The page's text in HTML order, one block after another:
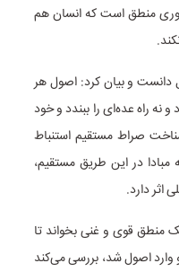
منطق است که انسان هم
دانست و بیان کرد: اصول هر
نه راه عده‌ای را ببندد و خود
صراط مستقیم استنباط
در این طریق مستقیم،
اثر دارد.
منطق قوی و غنی بخواند تا
وارد اصول شد، بررسی می‌کند